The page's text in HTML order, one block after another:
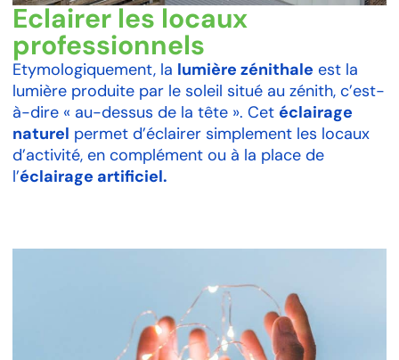
Eclairer les locaux
professionnels
Etymologiquement, la lumière zénithale est la
lumière produite par le soleil situé au zénith, c’est-
à-dire « au-dessus de la tête ». Cet éclairage
naturel permet d’éclairer simplement les locaux
d’activité, en complément ou à la place de
l’éclairage artificiel.